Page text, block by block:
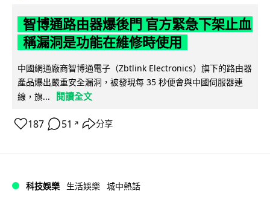
智博通路由器爆後門 官方緊急下架止血
稱漏洞是功能在維修時使用
中國網通廠商智博通電子（Zbtlink Electronics）旗下的路由器
產品爆出嚴重安全漏洞，被發現每 35 秒便會與中國伺服器連
線，旗...
閱讀全文
187 51 ↗ 分享
科技娛樂 生活娛樂 城中熱話